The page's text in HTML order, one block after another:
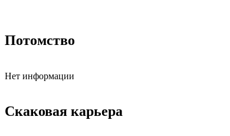
Потомство
Нет информации
Скаковая карьера